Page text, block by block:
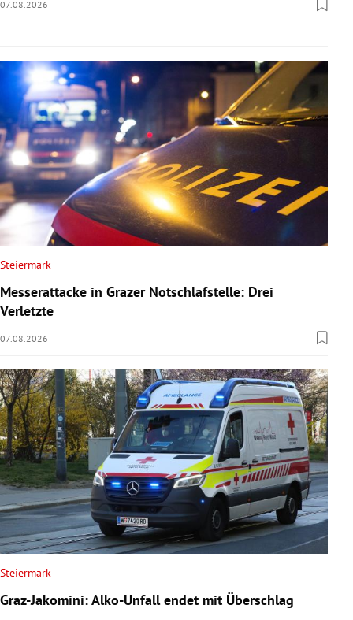
07.08.2026
Steiermark
Messerattacke in Grazer Notschlafstelle: Drei
Verletzte
07.08.2026
Steiermark
Graz-Jakomini: Alko-Unfall endet mit Überschlag